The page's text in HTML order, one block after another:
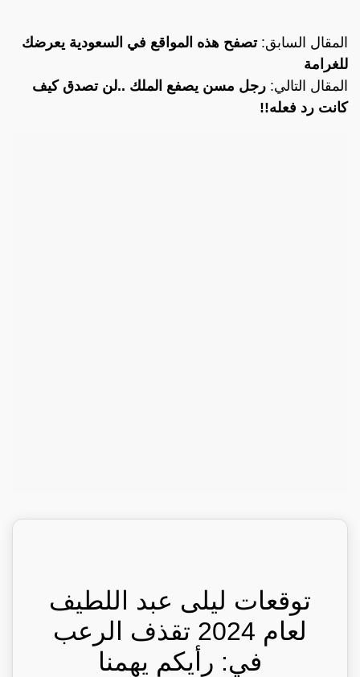
المقال السابق:تصفح هذه المواقع في السعودية يعرضك
للغرامة
المقال التالي: رجل مسن يصفع الملك ..لن تصدق كيف
كانت رد فعله!!
توقعات ليلى عبد اللطيف
لعام 2024 تقذف الرعب
في: رأيكم يهمنا